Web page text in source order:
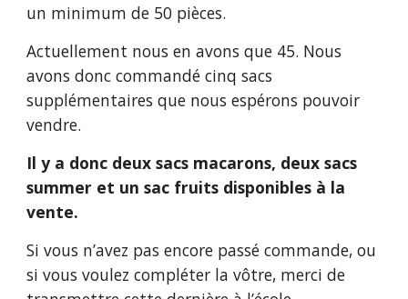
un minimum de 50 pièces.
Actuellement nous en avons que 45. Nous
avons donc commandé cinq sacs
supplémentaires que nous espérons pouvoir
vendre.
Il y a donc deux sacs macarons, deux sacs
summer et un sac fruits disponibles à la
vente.
Si vous n’avez pas encore passé commande, ou
si vous voulez compléter la vôtre, merci de